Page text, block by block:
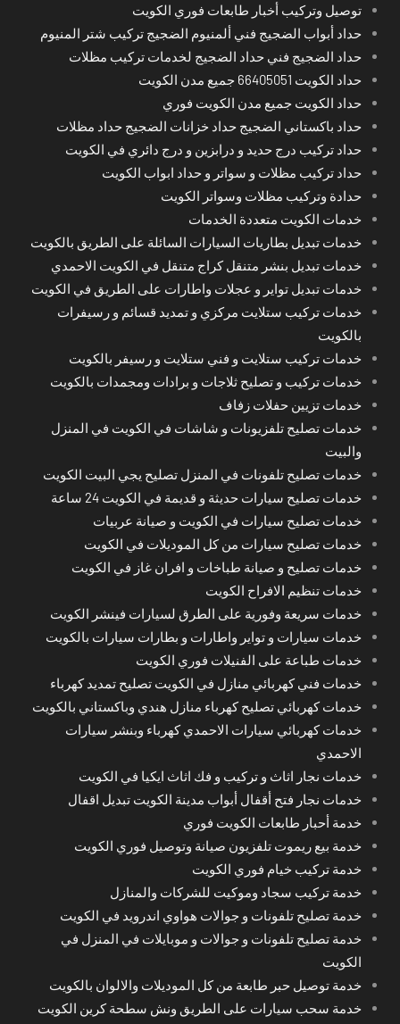
توصيل وتركيب أخبار طابعات فوري الكويت
حداد أبواب الضجيج فني ألمنيوم الضجيج تركيب شتر المنيوم
حداد الضجيج فني حداد الضجيج لخدمات تركيب مظلات
حداد الكويت 66405051 جميع مدن الكويت
حداد الكويت جميع مدن الكويت فوري
حداد باكستاني الضجيج حداد خزانات الضجيج حداد مظلات
حداد تركيب درج حديد و درابزين و درج دائري في الكويت
حداد تركيب مظلات و سواتر و حداد ابواب الكويت
حدادة وتركيب مظلات وسواتر الكويت
خدمات الكويت متعددة الخدمات
خدمات تبديل بطاريات السيارات السائلة على الطريق بالكويت
خدمات تبديل بنشر متنقل كراج متنقل في الكويت الاحمدي
خدمات تبديل تواير و عجلات واطارات على الطريق في الكويت
خدمات تركيب ستلايت مركزي و تمديد قسائم و رسيفرات
بالكويت
خدمات تركيب ستلايت و فني ستلايت و رسيفر بالكويت
خدمات تركيب و تصليح ثلاجات و برادات ومجمدات بالكويت
خدمات تزيين حفلات زفاف
خدمات تصليح تلفزيونات و شاشات في الكويت في المنزل
والبيت
خدمات تصليح تلفونات في المنزل تصليح يجي البيت الكويت
خدمات تصليح سيارات حديثة و قديمة في الكويت 24 ساعة
خدمات تصليح سيارات في الكويت و صيانة عربيات
خدمات تصليح سيارات من كل الموديلات في الكويت
خدمات تصليح و صيانة طباخات و افران غاز في الكويت
خدمات تنظيم الافراح الكويت
خدمات سريعة وفورية على الطرق لسيارات فينشر الكويت
خدمات سيارات و تواير واطارات و بطارات سيارات بالكويت
خدمات طباعة على الفنيلات فوري الكويت
خدمات فني كهربائي منازل في الكويت تصليح تمديد كهرباء
خدمات كهربائي تصليح كهرباء منازل هندي وباكستاني بالكويت
خدمات كهربائي سيارات الاحمدي كهرباء وبنشر سيارات
الاحمدي
خدمات نجار اثاث و تركيب و فك اثاث ايكيا في الكويت
خدمات نجار فتح أقفال أبواب مدينة الكويت تبديل اقفال
خدمة أحبار طابعات الكويت فوري
خدمة بيع ريموت تلفزيون صيانة وتوصيل فوري الكويت
خدمة تركيب خيام فوري الكويت
خدمة تركيب سجاد وموكيت للشركات والمنازل
خدمة تصليح تلفونات و جوالات هواوي اندرويد في الكويت
خدمة تصليح تلفونات و جوالات و موبايلات في المنزل في
الكويت
خدمة توصيل حبر طابعة من كل الموديلات والالوان بالكويت
خدمة سحب سيارات على الطريق ونش سطحة كرين الكويت